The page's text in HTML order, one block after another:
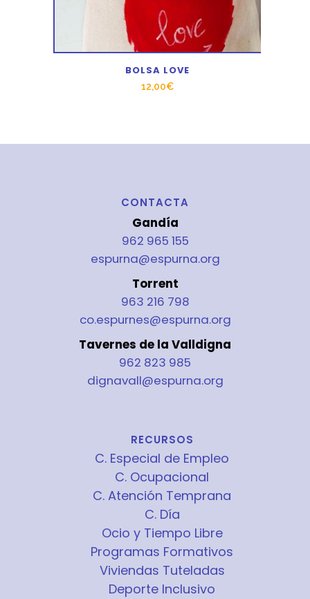
BOLSA LOVE
12,00€
CONTACTA
Gandía
962 965 155
espurna@espurna.org
Torrent
963 216 798
co.espurnes@espurna.org
Tavernes de la Valldigna
962 823 985
dignavall@espurna.org
RECURSOS
C. Especial de Empleo
C. Ocupacional
C. Atención Temprana
C. Día
Ocio y Tiempo Libre
Programas Formativos
Viviendas Tuteladas
Deporte Inclusivo